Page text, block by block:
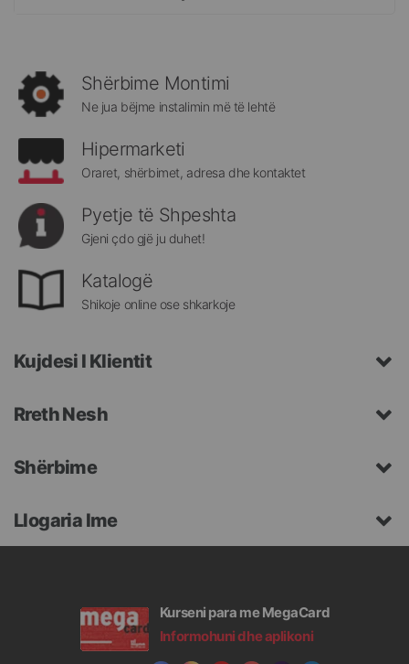
rreth
Megatek:
Shërbime Montimi
Ne jua bëjme instalimin më të lehtë
Hipermarketi
Oraret, shërbimet, adresa dhe kontaktet
Pyetje të Shpeshta
Gjeni çdo gjë ju duhet!
Katalogë
Shikoje online ose shkarkoje
Kujdesi I Klientit
Rreth Nesh
Shërbime
Llogaria Ime
Kurseni para me MegaCard
Informohuni dhe aplikoni